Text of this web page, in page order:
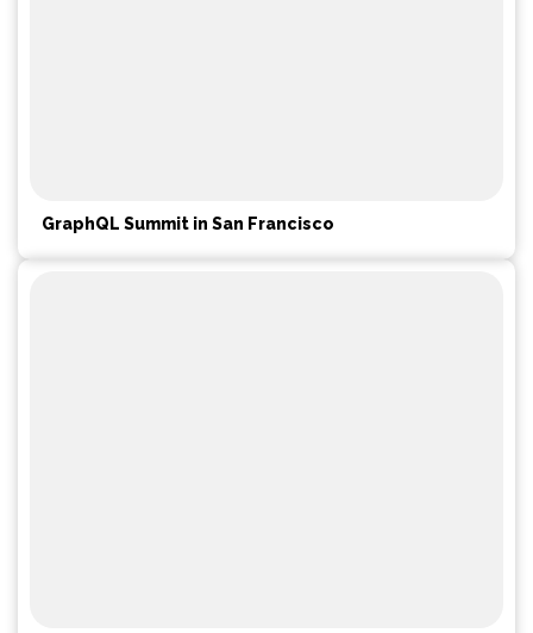
GraphQL Summit in San Francisco